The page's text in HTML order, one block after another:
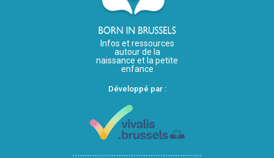
Infos et ressources
autour de la
naissance et la petite
enfance
Développé par :